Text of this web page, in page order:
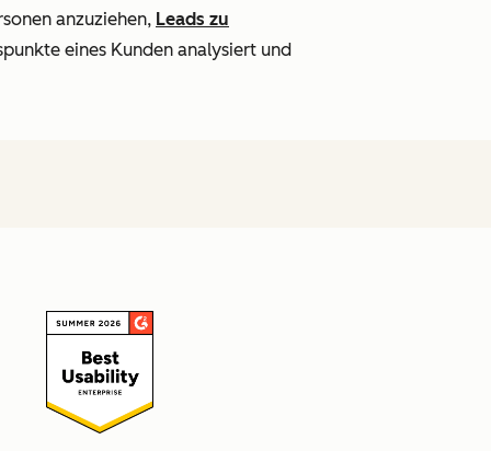
anzuziehen, Leads zu
eines Kunden analysiert und